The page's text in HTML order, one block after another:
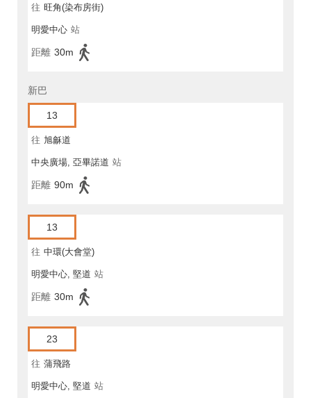
往 旺角(染布房街)
明愛中心 站
距離 30m
新巴
13
往 旭龢道
中央廣場, 亞畢諾道 站
距離 90m
13
往 中環(大會堂)
明愛中心, 堅道 站
距離 30m
23
往 蒲飛路
明愛中心, 堅道 站